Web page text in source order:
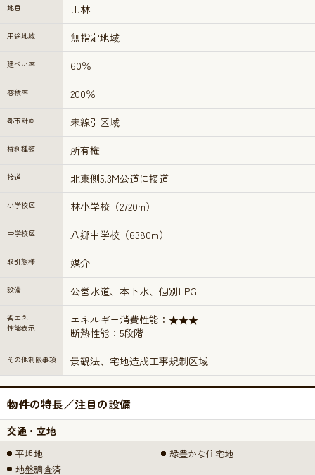
地目 山林
用途地域 無指定地域
建ぺい率 60％
容積率 200％
都市計画 未線引区域
権利種類 所有権
接道 北東側5.3M公道に接道
小学校区 林小学校（2720m）
中学校区 八郷中学校（6380m）
取引態様 媒介
設備 公営水道、本下水、個別LPG
省エネ
性能表示
エネルギー消費性能：★★★
断熱性能：5段階
その他制限事項 景観法、宅地造成工事規制区域
物件の特長／注目の設備
交通・立地
平坦地
緑豊かな住宅地
地盤調査済